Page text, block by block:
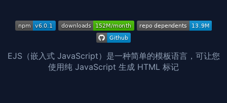
EJS（嵌入式 JavaScript）是一种简单的模板语言，可让您
使用纯 JavaScript 生成 HTML 标记